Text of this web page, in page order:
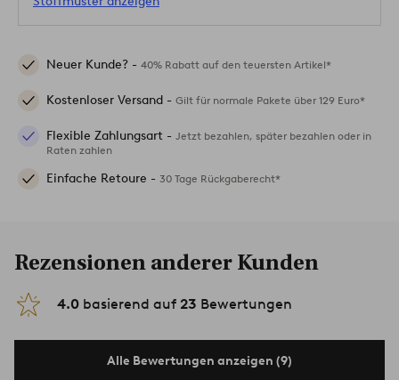
Neuer Kunde? - 40% Rabatt auf den teuersten Artikel*
Kostenloser Versand - Gilt für normale Pakete über 129 Euro*
Flexible Zahlungsart - Jetzt bezahlen, später bezahlen oder in
Raten zahlen
Einfache Retoure - 30 Tage Rückgaberecht*
Rezensionen anderer Kunden
4.0 basierend auf 23 Bewertungen
Alle Bewertungen anzeigen (9)